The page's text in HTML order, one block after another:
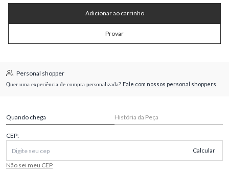
Adicionar ao carrinho
Provar
Personal shopper
Quer uma experiência de compra personalizada? Fale com nossos personal shoppers
Quando chega História da Peça
CEP:
Calcular
Não sei meu CEP